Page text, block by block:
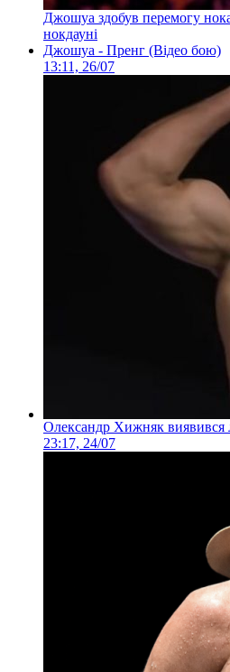
Джошуа здобув перемогу
нокдауні
Джошуа - Пренг (Відео бою)
13:11, 26/07
Олександр Хижняк виявився
23:17, 24/07